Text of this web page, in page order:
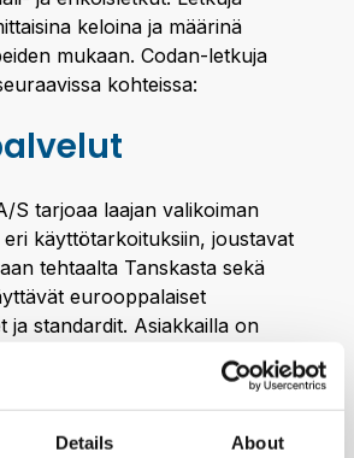
Details About
keloina ja määrinä
mukaan. Codan-letkuja
kohteissa:
S tarjoaa laajan valikoiman
käyttötarkoituksiin, joustavat
tehtaalta Tanskasta sekä
eurooppalaiset
ja standardit. Asiakkailla on
letkuja eri mittaisina keloina ja
jatkuvaan tuotekehitykseen,